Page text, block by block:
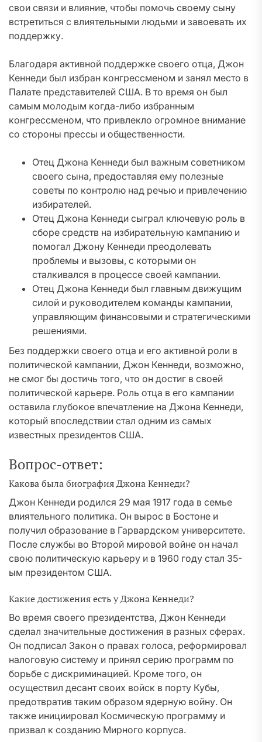
свои связи и влияние, чтобы помочь своему сыну
встретиться с влиятельными людьми и завоевать их
поддержку.
Благодаря активной поддержке своего отца, Джон
Кеннеди был избран конгрессменом и занял место в
Палате представителей США. В то время он был
самым молодым когда-либо избранным
конгрессменом, что привлекло огромное внимание
со стороны прессы и общественности.
Отец Джона Кеннеди был важным советником
своего сына, предоставляя ему полезные
советы по контролю над речью и привлечению
избирателей.
Отец Джона Кеннеди сыграл ключевую роль в
сборе средств на избирательную кампанию и
помогал Джону Кеннеди преодолевать
проблемы и вызовы, с которыми он
сталкивался в процессе своей кампании.
Отец Джона Кеннеди был главным движущим
силой и руководителем команды кампании,
управляющим финансовыми и стратегическими
решениями.
Без поддержки своего отца и его активной роли в
политической кампании, Джон Кеннеди, возможно,
не смог бы достичь того, что он достиг в своей
политической карьере. Роль отца в его кампании
оставила глубокое впечатление на Джона Кеннеди,
который впоследствии стал одним из самых
известных президентов США.
Вопрос-ответ:
Какова была биография Джона Кеннеди?
Джон Кеннеди родился 29 мая 1917 года в семье
влиятельного политика. Он вырос в Бостоне и
получил образование в Гарвардском университете.
После службы во Второй мировой войне он начал
свою политическую карьеру и в 1960 году стал 35-
ым президентом США.
Какие достижения есть у Джона Кеннеди?
Во время своего президентства, Джон Кеннеди
сделал значительные достижения в разных сферах.
Он подписал Закон о правах голоса, реформировал
налоговую систему и принял серию программ по
борьбе с дискриминацией. Кроме того, он
осуществил десант своих войск в порту Кубы,
предотвратив таким образом ядерную войну. Он
также инициировал Космическую программу и
призвал к созданию Мирного корпуса.